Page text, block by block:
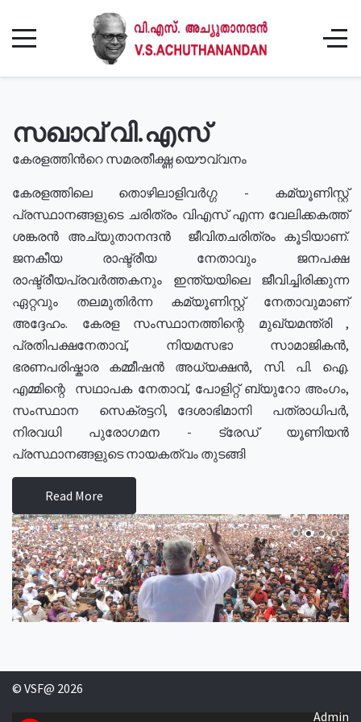
സഖാവ് വി.എസ്
കേരളത്തിൻറെ സമരതീക്ഷ്ണ യൌവ്വനം
കേരളത്തിലെ തൊഴിലാളിവർഗ്ഗ - കമ്യൂണിസ്റ്റ്
പ്രസ്ഥാനങ്ങളുടെ ചരിത്രം വിഎസ് എന്ന വേലിക്കകത്ത്
ശങ്കരൻ അച്യുതാനന്ദൻ ജീവിതചരിത്രം കൂടിയാണ്.
ജനകീയ രാഷ്ട്രീയ നേതാവും ജനപക്ഷ
രാഷ്ട്രീയപ്രവർത്തകനും ഇന്ത്യയിലെ ജീവിച്ചിരിക്കുന്ന
ഏറ്റവും തലമുതിർന്ന കമ്യൂണിസ്റ്റ് നേതാവുമാണ്
അദ്ദേഹം. കേരള സംസ്ഥാനത്തിന്റെ മുഖ്യമന്ത്രി ,
പ്രതിപക്ഷനേതാവ്, നിയമസഭാ സാമാജികൻ,
ഭരണപരിഷ്കാര കമ്മീഷൻ അധ്യക്ഷൻ, സി. പി. ഐ.
എമ്മിന്റെ സഥാപക നേതാവ്, പോളിറ്റ് ബ്യുറോ അംഗം,
സംസ്ഥാന സെക്രട്ടറി, ദേശാഭിമാനി പത്രാധിപർ,
നിരവധി പുരോഗമന - ട്രേഡ് യൂണിയൻ
പ്രസ്ഥാനങ്ങളുടെ നായകത്വം തുടങ്ങി
Read More
© VSF@ 2026
Admin